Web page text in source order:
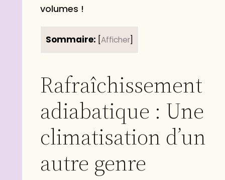
volumes !
Sommaire: Afficher
Rafraîchissement
adiabatique : Une
climatisation d’un
autre genre